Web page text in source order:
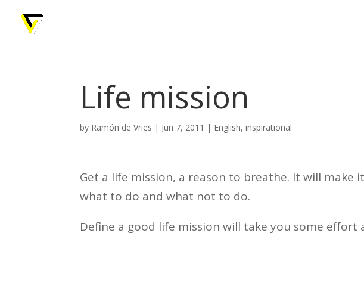
Life mission
by Ramón de Vries | Jun 7, 2011 | English,inspirational
Get a life mission, a reason to breathe. It will make
what to do and what not to do.
Define a good life mission will take you some effort